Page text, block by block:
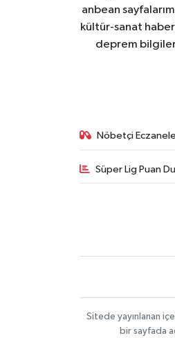
anbean
kültür-sanat
deprem
Nöbetçi
Süper Lig Puan
Sitede yayınlanan
bir sayfada